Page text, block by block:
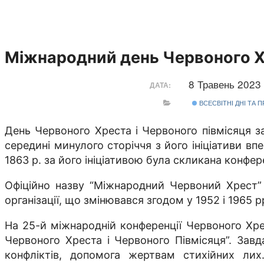
Міжнародний день Червоного
ДАТА: 8 Травень 2023
ВСЕСВІТНІ ДНІ ТА
День Червоного Хреста і Червоного
середині минулого сторіччя з його
1863 р. за його ініціативою була скликана
Офіційно назву “Міжнародний Червоний
організації, що змінювався згодом у 1952 і 1965
На 25-й міжнародній конференції Червоного
Червоного Хреста і Червоного Півмісяця”.
конфліктів, допомога жертвам стихійних